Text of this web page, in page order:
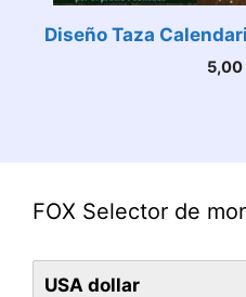
Diseño Taza
5,00
FOX Selector de
USA dollar